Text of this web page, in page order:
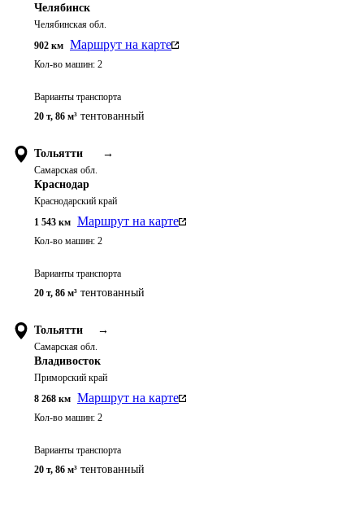
Челябинск
Челябинская обл.
902 км Маршрут на карте
Кол-во машин: 2
Варианты транспорта
20 т, 86 м³ тентованный
Тольятти →
Самарская обл.
Краснодар
Краснодарский край
1 543 км Маршрут на карте
Кол-во машин: 2
Варианты транспорта
20 т, 86 м³ тентованный
Тольятти →
Самарская обл.
Владивосток
Приморский край
8 268 км Маршрут на карте
Кол-во машин: 2
Варианты транспорта
20 т, 86 м³ тентованный